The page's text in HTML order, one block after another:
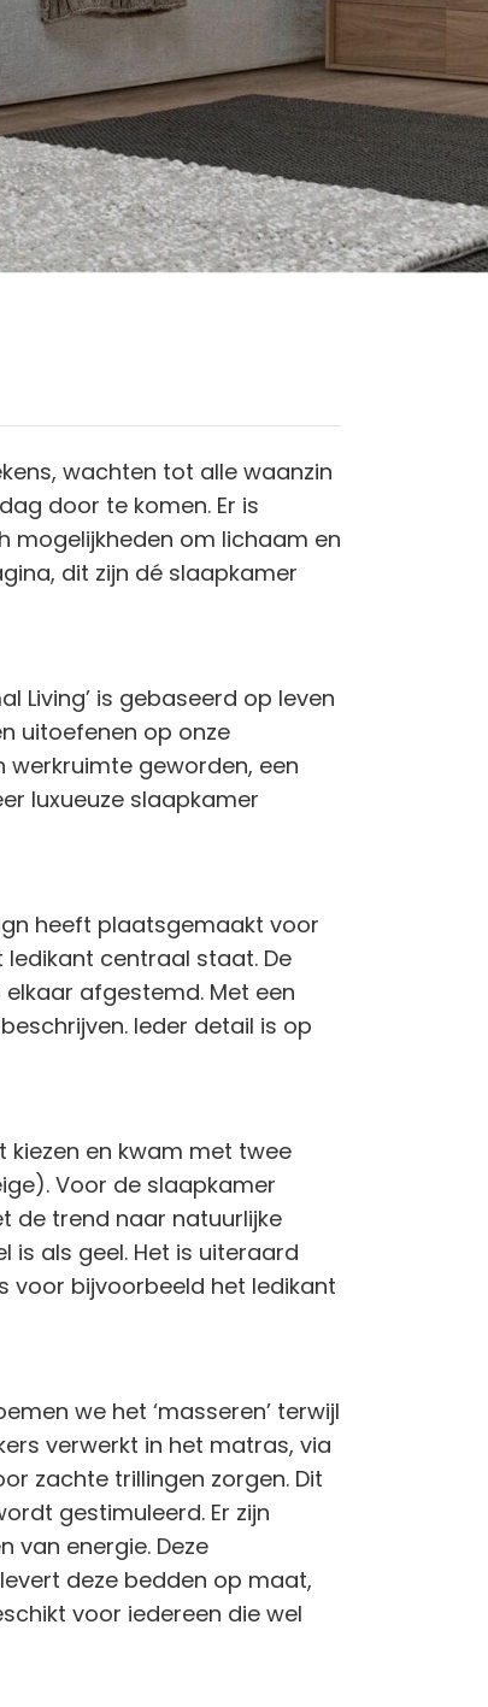
wachten tot alle waanzin
door te komen. Er is
mogelijkheden om lichaam en
dit zijn dé slaapkamer
Living’ is gebaseerd op leven
uitoefenen op onze
werkruimte geworden, een
luxueuze slaapkamer
heeft plaatsgemaakt voor
centraal staat. De
afgestemd. Met een
Ieder detail is op
kiezen en kwam met twee
Voor de slaapkamer
de trend naar natuurlijke
is als geel. Het is uiteraard
voor bijvoorbeeld het ledikant
we het ‘masseren’ terwijl
verwerkt in het matras, via
zachte trillingen zorgen. Dit
gestimuleerd. Er zijn
van energie. Deze
deze bedden op maat,
voor iedereen die wel